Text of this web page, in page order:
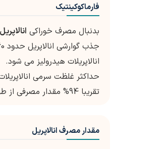
فارماکوکینتیک
بدنبال مصرف خوراکی انالاپریل
جذب گوارشی انالاپریل حدود 60% است ..جذب گوارشی
انالاپریلات هیدرولیز می شود.
حداکثر غلظت سرمی انالاپریلات طی 3 تا 4 ساعت بدست می آید.دفع دارو عمدتا
تقریبا 94% مقدار مصرفی از طریق ادرار (60-80%)و مدفوع به صورت انالاپریلات و انالاپریل دفع می گردد.
مقدار مصرف انالاپریل